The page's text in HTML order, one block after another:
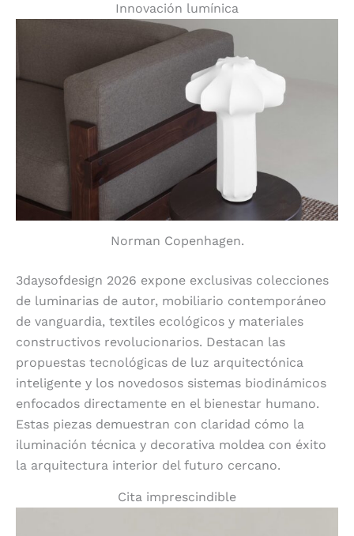
Innovación lumínica
Norman Copenhagen.
3daysofdesign 2026 expone exclusivas colecciones
de luminarias de autor, mobiliario contemporáneo
de vanguardia, textiles ecológicos y materiales
constructivos revolucionarios. Destacan las
propuestas tecnológicas de luz arquitectónica
inteligente y los novedosos sistemas biodinámicos
enfocados directamente en el bienestar humano.
Estas piezas demuestran con claridad cómo la
iluminación técnica y decorativa moldea con éxito
la arquitectura interior del futuro cercano.
Cita imprescindible